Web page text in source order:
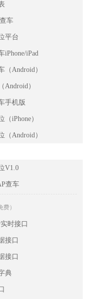
车
平台
iPhone/iPad
（Android）
Android）
手机版
（iPhone）
（Android）
V1.0
查车
）
时接口
接口
接口
典